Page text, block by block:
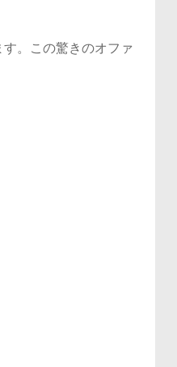
。この驚きのオファ